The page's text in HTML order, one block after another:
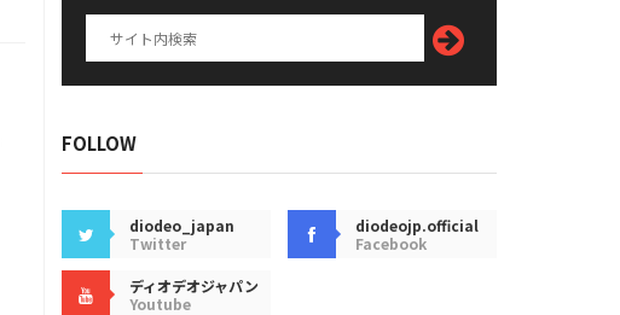
FOLLOW
diodeo_japan
Twitter
diodeojp.official
Facebook
ディオデオジャパン
Youtube